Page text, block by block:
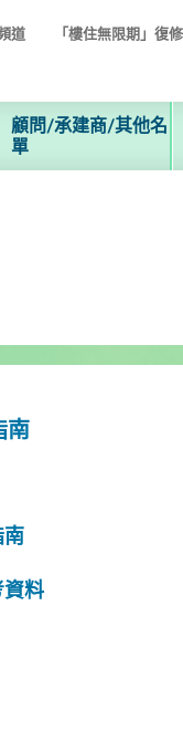
道 「樓住無限期」復
顧問/承建商/其他名
單
南
料